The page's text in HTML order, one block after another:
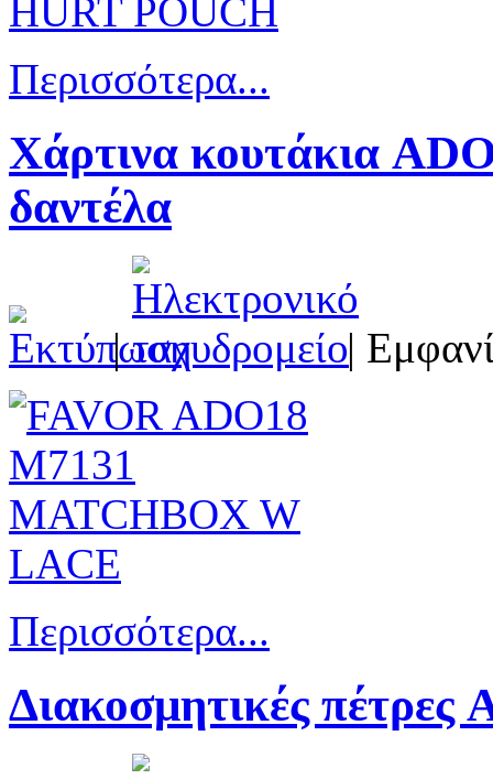
Περισσότερα...
Χάρτινα κουτάκια
δαντέλα
| |
Περισσότερα...
Διακοσμητικές